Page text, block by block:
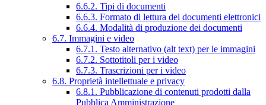
6.6.2. Tipi di documenti
6.6.3. Formato di lettura dei documenti elettronici
6.6.4. Modalità di produzione dei documenti
6.7. Immagini e video
6.7.1. Testo alternativo (alt text) per le immagini
6.7.2. Sottotitoli per i video
6.7.3. Trascrizioni per i video
6.8. Proprietà intellettuale e privacy
6.8.1. Pubblicazione di contenuti prodotti dalla
Pubblica Amministrazione